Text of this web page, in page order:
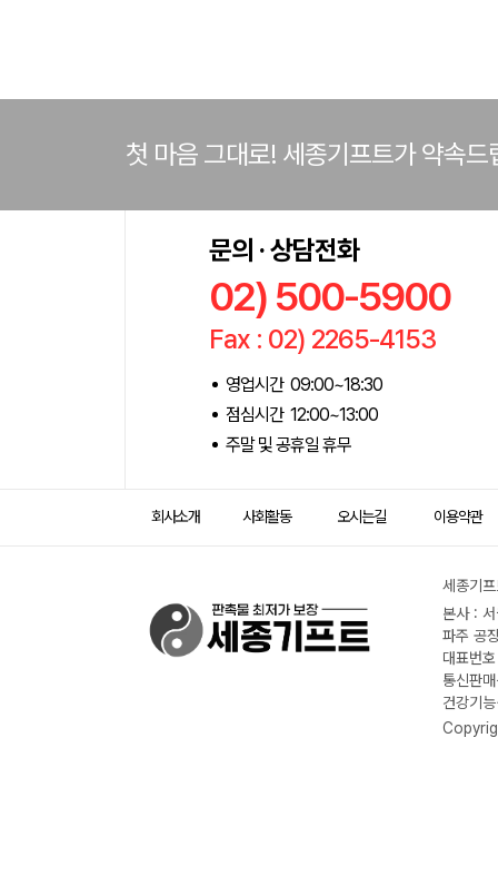
첫 마음 그대로! 세종기프트가 약속드
문의 · 상담전화
02) 500-5900
Fax : 02) 2265-4153
영업시간 09:00~18:30
점심시간 12:00~13:00
주말 및 공휴일 휴무
회사소개 사회활동 오시는길 이용약관
세종기
본사 :
파주 공
대표번
통신판
건강기